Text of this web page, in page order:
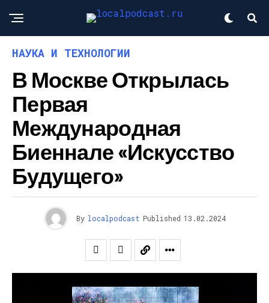
НАУКА И ТЕХНОЛОГИИ
В Москве Открылась
Первая
Международная
Биеннале «Искусство
Будущего»
By localpodcast Published 13.02.2024